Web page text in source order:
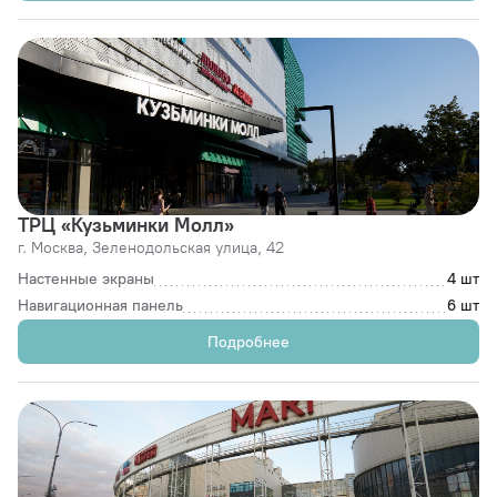
ТРЦ «Кузьминки Молл»
г. Москва, Зеленодольская улица, 42
Настенные экраны
4 шт
Навигационная панель
6 шт
Подробнее